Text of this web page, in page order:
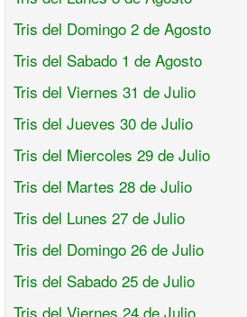
Tris del Domingo 2 de Agosto
Tris del Sabado 1 de Agosto
Tris del Viernes 31 de Julio
Tris del Jueves 30 de Julio
Tris del Miercoles 29 de Julio
Tris del Martes 28 de Julio
Tris del Lunes 27 de Julio
Tris del Domingo 26 de Julio
Tris del Sabado 25 de Julio
Tris del Viernes 24 de Julio